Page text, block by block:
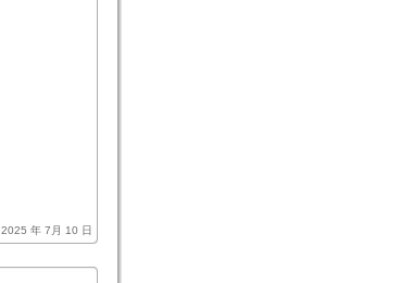
2025 年 7月 10 日